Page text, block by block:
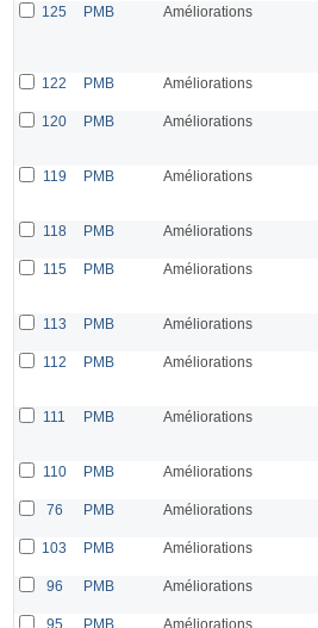
125 PMB Améliorations
122 PMB Améliorations
120 PMB Améliorations
119 PMB Améliorations
118 PMB Améliorations
115 PMB Améliorations
113 PMB Améliorations
112 PMB Améliorations
111 PMB Améliorations
110 PMB Améliorations
76 PMB Améliorations
103 PMB Améliorations
96 PMB Améliorations
95 PMB Améliorations